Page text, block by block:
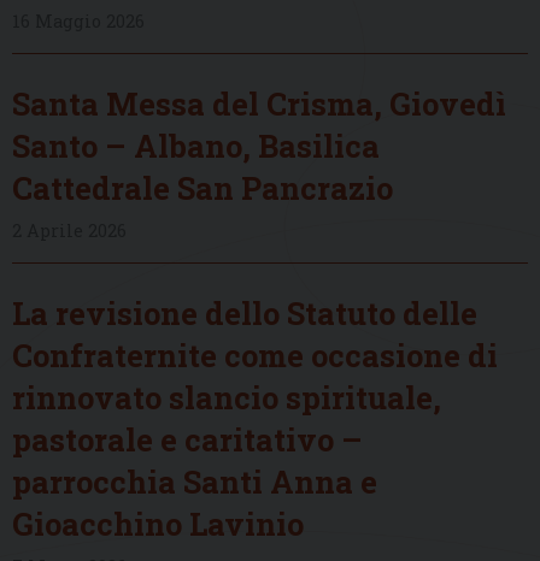
Santa Messa del Crisma, Giovedì
Santo – Albano, Basilica
Cattedrale San Pancrazio
La revisione dello Statuto delle
Confraternite come occasione di
rinnovato slancio spirituale,
pastorale e caritativo –
parrocchia Santi Anna e
Gioacchino Lavinio